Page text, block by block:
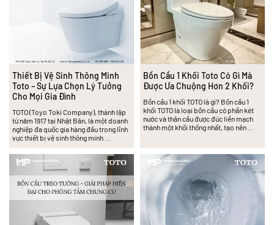
Thiết Bị Vệ Sinh Thông Minh
Toto – Sự Lựa Chọn Lý Tưởng
Cho Mọi Gia Đình
TOTO (Toyo Toki Company), thành lập
từ năm 1917 tại Nhật Bản, là một doanh
nghiệp đa quốc gia hàng đầu trong lĩnh
vực thiết bị vệ sinh thông minh …
Bồn Cầu 1 Khối Toto Có Gì Mà
Được Ưa Chuộng Hơn 2 Khối?
Bồn cầu 1 khối TOTO là gì? Bồn cầu 1
khối TOTO là loại bồn cầu có phần két
nước và thân cầu được đúc liền mạch
thành một khối thống nhất, tạo nên …